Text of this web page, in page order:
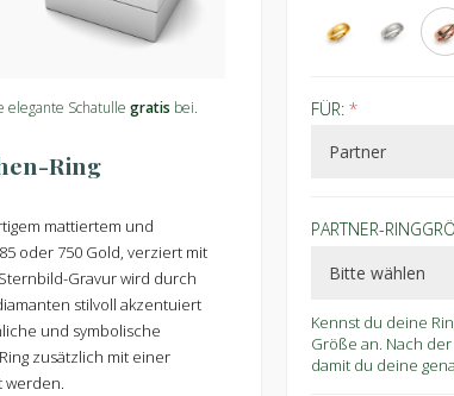
elegante Schatullegratis bei.
Ring
mattiertem und
oder 750 Gold, verziert mit
Gravur wird durch
stilvoll akzentuiert
und symbolische
zusätzlich mit einer
werden.
FÜR: *
PARTNER-
Kennst du deine
Größe an. Nach
damit du deine